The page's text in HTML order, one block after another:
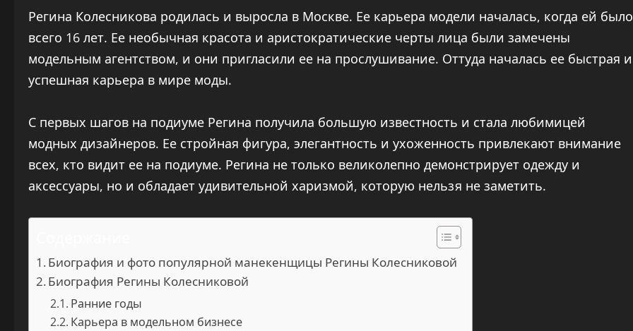
Регина Колесникова родилась и выросла в Москве. Ее карьера модели началась, когда ей было
всего 16 лет. Ее необычная красота и аристократические черты лица были замечены
модельным агентством, и они пригласили ее на прослушивание. Оттуда началась ее быстрая и
успешная карьера в мире моды.
С первых шагов на подиуме Регина получила большую известность и стала любимицей
модных дизайнеров. Ее стройная фигура, элегантность и ухоженность привлекают внимание
всех, кто видит ее на подиуме. Регина не только великолепно демонстрирует одежду и
аксессуары, но и обладает удивительной харизмой, которую нельзя не заметить.
Биография и фото популярной манекенщицы Регины Колесниковой
Биография Регины Колесниковой
Ранние годы
Карьера в модельном бизнесе